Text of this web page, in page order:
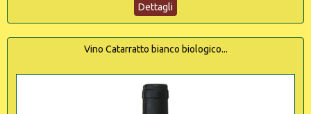
Dettagli
Vino Catarratto bianco biologico...